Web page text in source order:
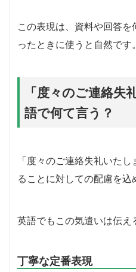
この表現は、資料や回答を
ったときに使うと自然です。
「度々のご連絡失
語で何て言う？
「度々のご連絡失礼いた
ることに対しての配慮を込
英語でもこの気遣いは伝え
丁寧な定番表現